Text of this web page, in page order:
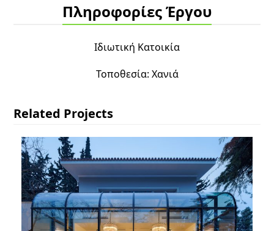
Πληροφορίες Έργου
Ιδιωτική Κατοικία
Τοποθεσία: Χανιά
Related Projects